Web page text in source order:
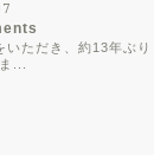
いただき、約13年ぶり
...